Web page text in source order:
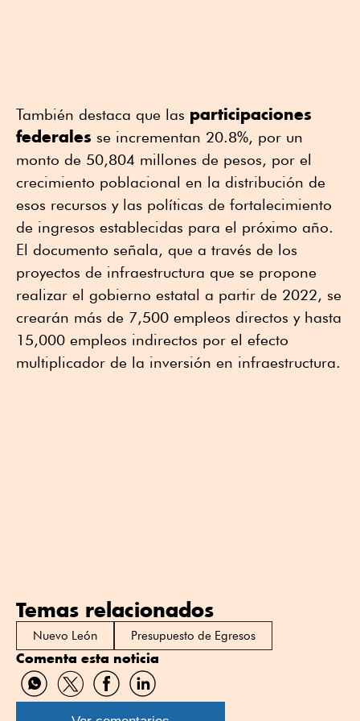
También destaca que las participaciones
federales se incrementan 20.8%, por un
monto de 50,804 millones de pesos, por el
crecimiento poblacional en la distribución de
esos recursos y las políticas de fortalecimiento
de ingresos establecidas para el próximo año.
El documento señala, que a través de los
proyectos de infraestructura que se propone
realizar el gobierno estatal a partir de 2022, se
crearán más de 7,500 empleos directos y hasta
15,000 empleos indirectos por el efecto
multiplicador de la inversión en infraestructura.
Temas relacionados
Nuevo León Presupuesto de Egresos
Comenta esta noticia
Compartir
por
Compartir
por
Compartir
por
Compartir
por